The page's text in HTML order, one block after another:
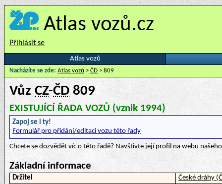
Atlas vozů.cz
Přihlásit se
Atlas vozů
Nacházíte se zde: Atlas vozů > ČD > 809
VůzCZ-ČD 809
EXISTUJÍCÍ ŘADA VOZŮ (vznik 1994)
Zapoj se i ty!
Formulář pro přidání/editaci vozu této řady
Chcete se dozvědět víc o této řadě? Navštivte její profil na webu
Základní informace
Držitel
České dráhy